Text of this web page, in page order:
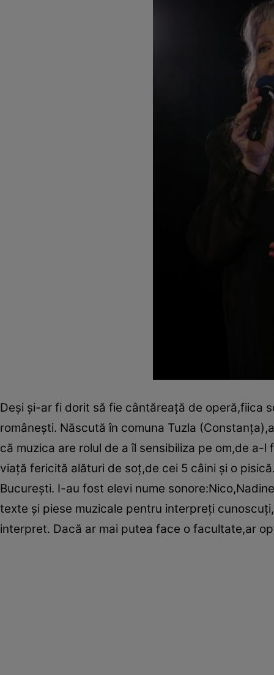
Deşi şi-ar fi dorit să fie cântăreaţă de operă,fiica
româneşti. Născută în comuna Tuzla
că muzica are rolul de a îl sensibiliza pe om,de
viaţă fericită alături de soţ,de cei 5 câini şi o
Bucureşti. I-au fost elevi nume
texte şi piese muzicale pentru interpreţi
interpret. Dacă ar mai putea face o facultate,ar